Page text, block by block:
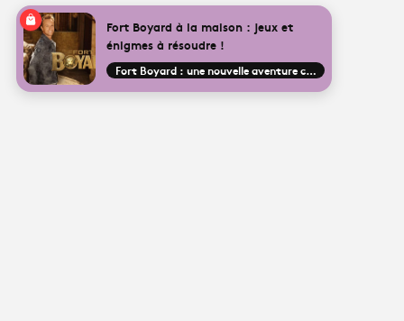
Fort Boyard à la maison : jeux et
énigmes à résoudre !
Fort Boyard : une nouvelle aventure commence !